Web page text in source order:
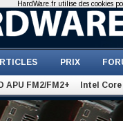
PRIX
APU FM2/FM2+ Intel
HardWare.fr utilise des cookies